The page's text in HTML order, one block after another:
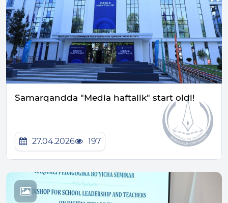
Samarqandda "Media haftalik" start oldi!
27.04.2026 197